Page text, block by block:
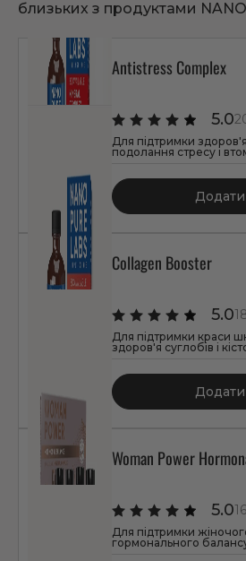
близьких з продуктами
Antistress Complex
5.0
Для підтримки
подолання стресу і
1 347 грн
Collagen Booster
5.0
Для підтримки краси
здоров'я суглобів і
1 347 грн
Woman Power
5.0
Для підтримки
гормонального